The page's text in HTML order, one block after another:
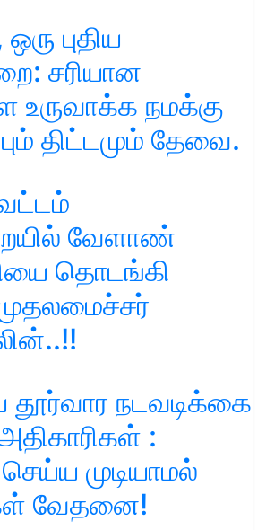
புதிய
சரியான
உருவாக்க நமக்கு
திட்டமும் தேவை.
வேளாண்
தொடங்கி
நடவடிக்கை
:
முடியாமல்
வேதனை!